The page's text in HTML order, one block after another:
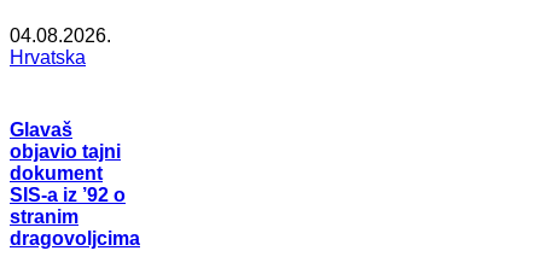
04.08.2026.
Hrvatska
Glavaš
objavio tajni
dokument
SIS-a iz ’92 o
stranim
dragovoljcima